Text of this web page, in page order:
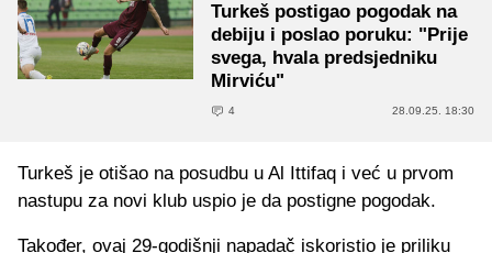
Turkeš postigao pogodak na
debiju i poslao poruku: "Prije
svega, hvala predsjedniku
Mirviću"
4 28.09.25. 18:30
Turkeš je otišao na posudbu u Al Ittifaq i već u prvom
nastupu za novi klub uspio je da postigne pogodak.
Također, ovaj 29-godišnji napadač iskoristio je priliku